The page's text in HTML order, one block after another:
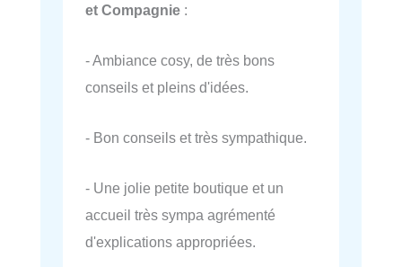
et Compagnie :
- Ambiance cosy, de très bons
conseils et pleins d'idées.
- Bon conseils et très sympathique.
- Une jolie petite boutique et un
accueil très sympa agrémenté
d'explications appropriées.